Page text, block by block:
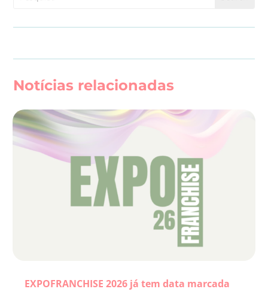
Notícias relacionadas
EXPOFRANCHISE 2026 já tem data marcada